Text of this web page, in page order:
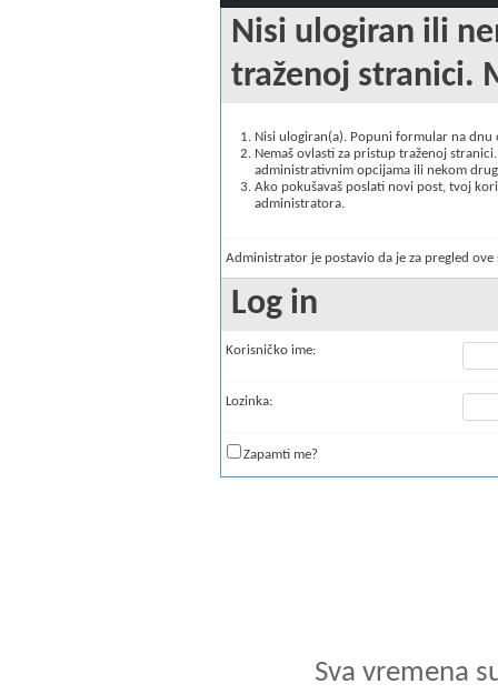
Nisi ulogiran ili
traženoj stranici.
Nisi ulogiran(a). Popuni formular na
Nemaš ovlasti za pristup traženoj
administrativnim opcijama ili nekom
Ako pokušavaš poslati novi post, tvoj
administratora.
Administrator je postavio da je za pregled
Log in
Korisničko ime:
Lozinka:
Zapamti me?
Sva vremena